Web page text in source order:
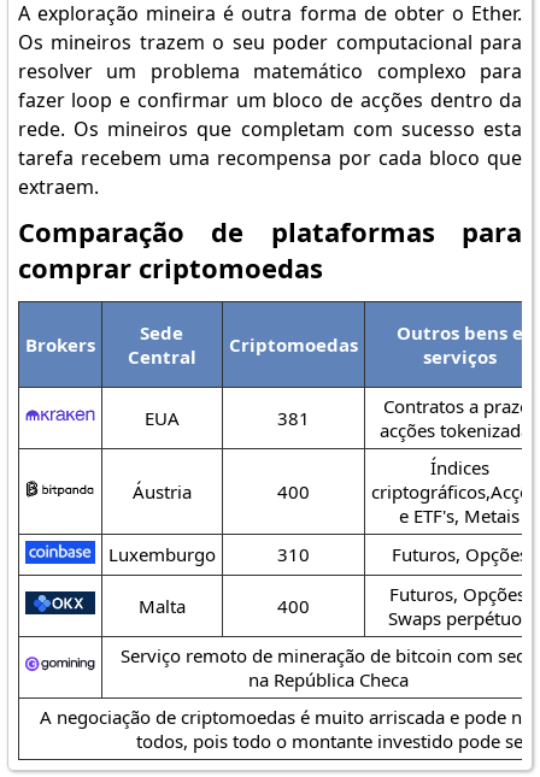
A exploração mineira é outra forma de obter o Ether.
Os mineiros trazem o seu poder computacional para
resolver um problema matemático complexo para
fazer loop e confirmar um bloco de acções dentro da
rede. Os mineiros que completam com sucesso esta
tarefa recebem uma recompensa por cada bloco que
extraem.
Comparação de plataformas para
comprar criptomoedas
Brokers
Sede
Central
Criptomoedas
Outros bens e
serviços
EUA 381
Contratos a prazo,
acções tokenizadas
Áustria 400
Índices
e ETF's, Metais
Luxemburgo
310 Futuros, Opções
Malta 400
Futuros, Opções,
Swaps perpétuos
Serviço remoto de mineração de bitcoin com sede
na República Checa
A negociação de criptomoedas é muito arriscada e pode
todos, pois todo o montante investido pode ser